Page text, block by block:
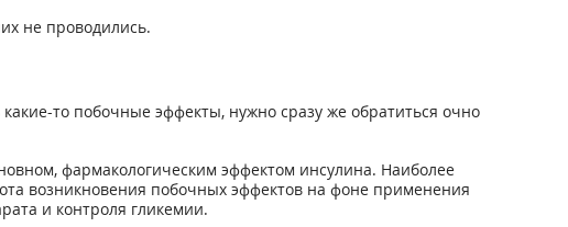
не проводились.
то побочные эффекты, нужно сразу же обратиться очно
фармакологическим эффектом инсулина. Наиболее
возникновения побочных эффектов на фоне применения
и контроля гликемии.